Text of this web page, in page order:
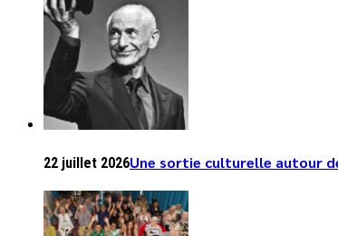
22 juillet 2026Une sortie culturelle autour